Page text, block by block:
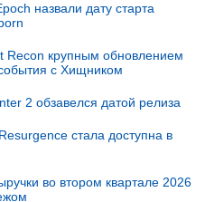
назвали дату старта
Recon крупным обновлением
с Хищником
2 обзавелся датой релиза
стала доступна в
во втором квартале 2026